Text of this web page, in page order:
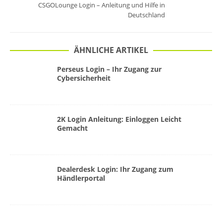
CSGOLounge Login – Anleitung und Hilfe in
Deutschland
ÄHNLICHE ARTIKEL
Perseus Login – Ihr Zugang zur
Cybersicherheit
2K Login Anleitung: Einloggen Leicht
Gemacht
Dealerdesk Login: Ihr Zugang zum
Händlerportal